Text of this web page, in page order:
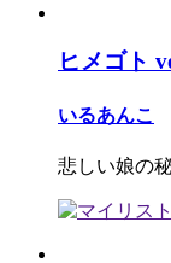
ヒメゴト
いるあんこ
悲しい娘の